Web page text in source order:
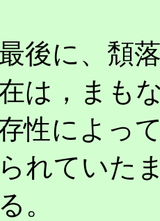
後に、頽
は，まも
性によっ
れていた
。